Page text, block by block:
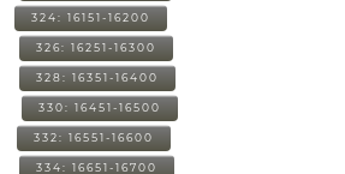
324: 16151-16200
326: 16251-16300
328: 16351-16400
330: 16451-16500
332: 16551-16600
334: 16651-16700